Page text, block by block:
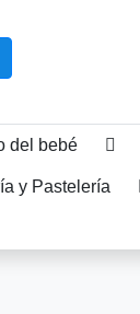
del bebé
y Pastelería